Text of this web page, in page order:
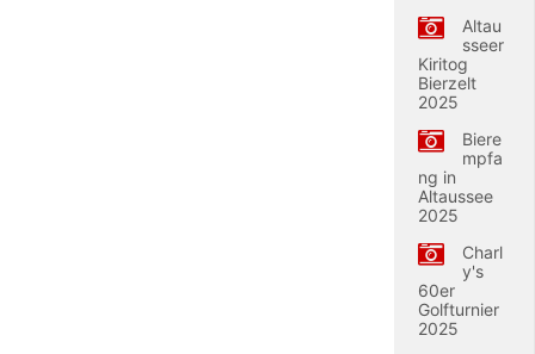
Altau
sseer
Kiritog
Bierzelt
2025
Biere
mpfa
ng in
Altaussee
2025
Charl
y's
60er
Golfturnier
2025